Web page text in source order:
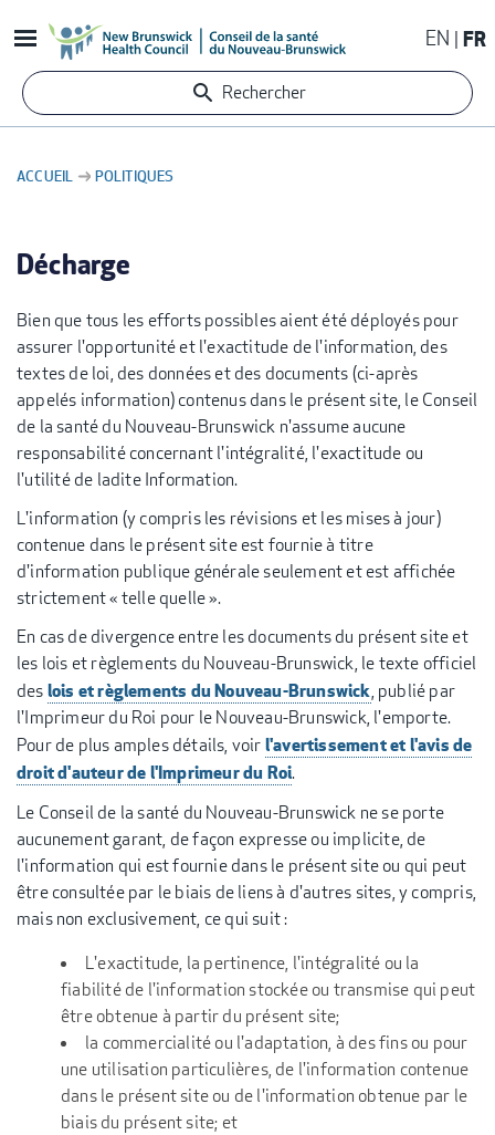
au
contenu
principal
EN FR
Rechercher
D'ARIANE
ACCUEIL POLITIQUES
Décharge
Bien que tous les efforts possibles aient été déployés pour
assurer l'opportunité et l'exactitude de l'information, des
textes de loi, des données et des documents (ci-après
appelés information) contenus dans le présent site, le Conseil
de la santé du Nouveau-Brunswick n'assume aucune
responsabilité concernant l'intégralité, l'exactitude ou
l'utilité de ladite Information.
L'information (y compris les révisions et les mises à jour)
contenue dans le présent site est fournie à titre
d'information publique générale seulement et est affichée
strictement « telle quelle ».
En cas de divergence entre les documents du présent site et
les lois et règlements du Nouveau-Brunswick, le texte officiel
deslois et règlements du Nouveau-Brunswick, publié par
l'Imprimeur du Roi pour le Nouveau-Brunswick, l'emporte.
Pour de plus amples détails, voirl'avertissement et l'avis de
droit d'auteur de l'Imprimeur du Roi.
Le Conseil de la santé du Nouveau-Brunswick ne se porte
aucunement garant, de façon expresse ou implicite, de
l'information qui est fournie dans le présent site ou qui peut
être consultée par le biais de liens à d'autres sites, y compris,
mais non exclusivement, ce qui suit :
L'exactitude, la pertinence, l'intégralité ou la
fiabilité de l'information stockée ou transmise qui peut
être obtenue à partir du présent site;
la commercialité ou l'adaptation, à des fins ou pour
une utilisation particulières, de l'information contenue
dans le présent site ou de l'information obtenue par le
biais du présent site; et